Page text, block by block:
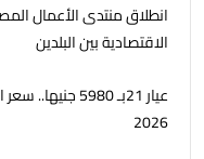
انطلاق منتدى الأعمال
الاقتصادية بين البلدين
2026